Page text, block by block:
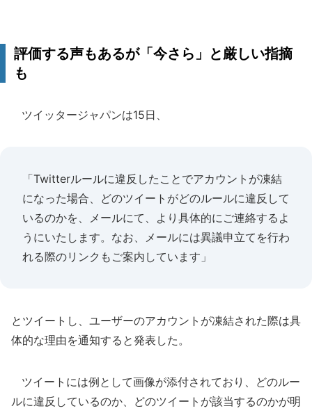
評価する声もあるが「今さら」と厳しい指摘
も
ツイッタージャパンは15日、
「Twitterルールに違反したことでアカウントが凍結
になった場合、どのツイートがどのルールに違反して
いるのかを、メールにて、より具体的にご連絡するよ
うにいたします。なお、メールには異議申立てを行わ
れる際のリンクもご案内しています」
とツイートし、ユーザーのアカウントが凍結された際は具
体的な理由を通知すると発表した。
ツイートには例として画像が添付されており、どのルー
ルに違反しているのか、どのツイートが該当するのかが明